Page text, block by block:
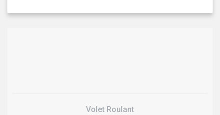
Volet Roulant